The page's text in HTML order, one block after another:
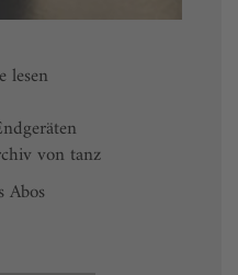
lesen
von tanz
Abos